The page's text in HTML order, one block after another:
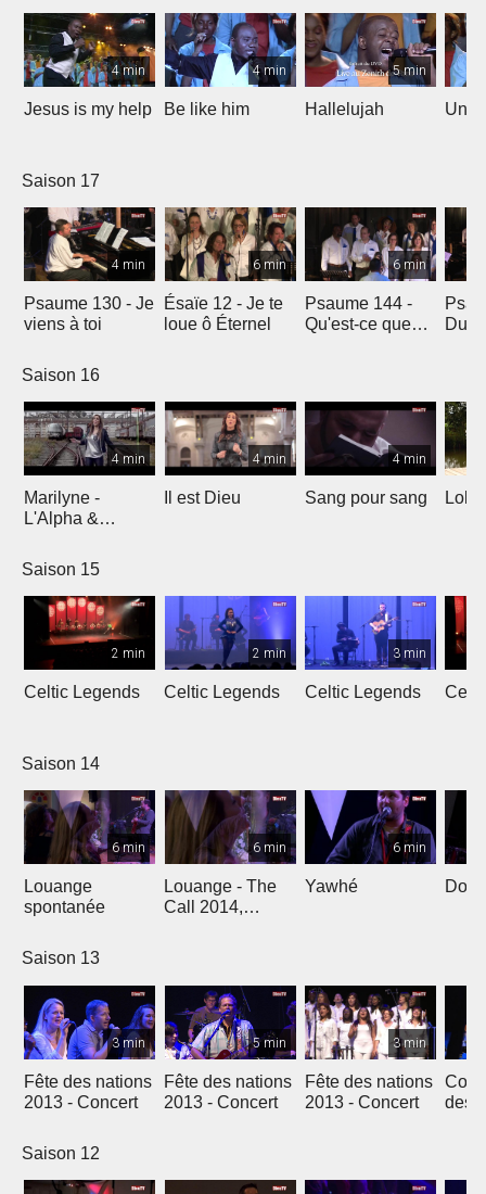
4 min
Jesus is my help
4 min
Be like him
5 min
Hallelujah Un
Saison 17
4 min
Psaume 130 - Je
viens à toi
6 min
Ésaïe 12 - Je te
loue ô Éternel
6 min
Psaume 144 -
Qu'est-ce que
Du
Saison 16
4 min
Marilyne -
L'Alpha &
4 min
Il est Dieu
4 min
Sang pour sang Lola
Saison 15
2 min
Celtic Legends
2 min
Celtic Legends
3 min
Celtic Legends
Saison 14
6 min
Louange
spontanée
6 min
Louange - The
Call 2014,
6 min
Yawhé
Saison 13
3 min
Fête des nations
2013 - Concert
5 min
Fête des nations
2013 - Concert
3 min
Fête des nations
2013 - Concert
des
Saison 12